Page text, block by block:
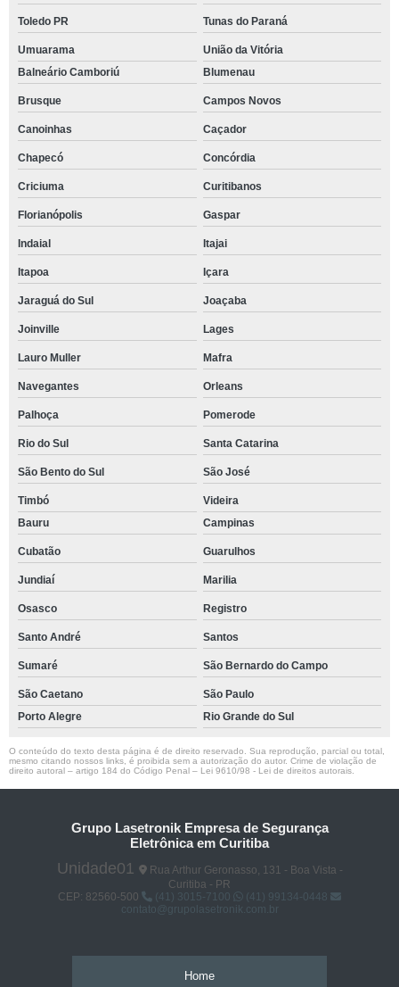
Toledo PR Tunas do Paraná
Umuarama
União da Vitória
Balneário Camboriú
Blumenau
Brusque Campos Novos
Canoinhas Caçador
Chapecó Concórdia
Criciuma Curitibanos
Florianópolis Gaspar
Indaial Itajai
Itapoa Içara
Jaraguá do Sul Joaçaba
Joinville Lages
Lauro Muller Mafra
Navegantes Orleans
Palhoça Pomerode
Rio do Sul Santa Catarina
São Bento do Sul São José
Timbó
Videira
Bauru
Campinas
Cubatão Guarulhos
Jundiaí Marilia
Osasco Registro
Santo André Santos
Sumaré São Bernardo do Campo
São Caetano
São Paulo
Porto Alegre
Rio Grande do Sul
O conteúdo do texto desta página é de direito reservado. Sua reprodução, parcial ou total,
mesmo citando nossos links, é proibida sem a autorização do autor. Crime de violação de
direito autoral – artigo 184 do Código Penal – Lei 9610/98 - Lei de direitos autorais
Grupo Lasetronik Empresa de Segurança
Eletrônica em Curitiba
Unidade01
Rua Arthur Geronasso, 131 - Boa Vista -
Curitiba - PR
CEP: 82560-500
(41) 3015-7100
(41) 99134-0448
contato@grupolasetronik.com.br
Home